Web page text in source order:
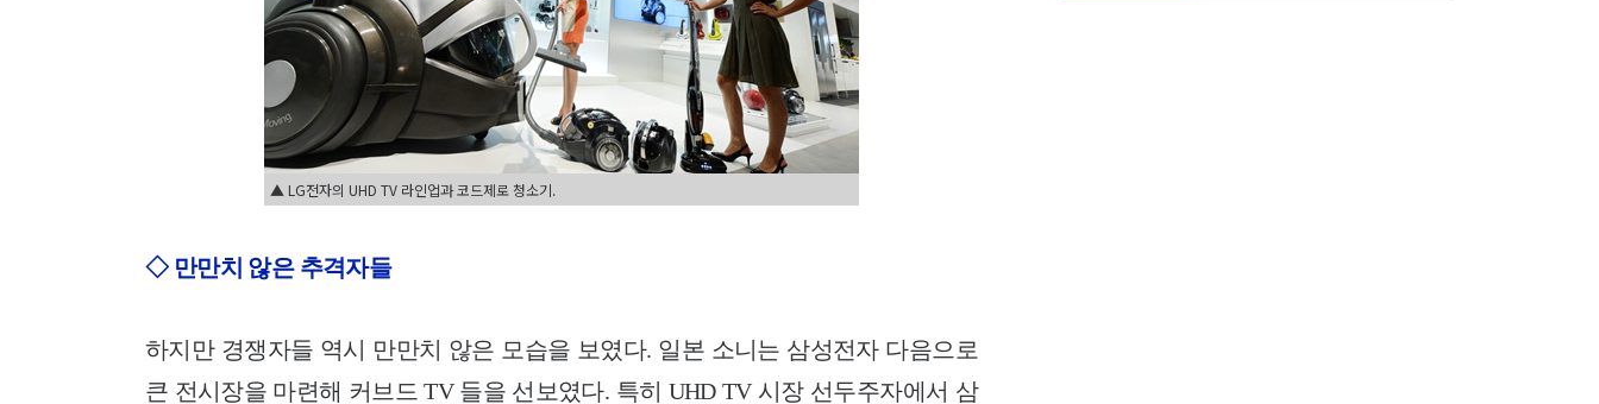
▲ LG전자의 UHD TV 라인업과 코드제로 청소기.
◇ 만만치 않은 추격자들
하지만 경쟁자들 역시 만만치 않은 모습을 보였다. 일본 소니는 삼성전자 다음으로
큰 전시장을 마련해 커브드 TV 들을 선보였다. 특히 UHD TV 시장 선두주자에서 삼